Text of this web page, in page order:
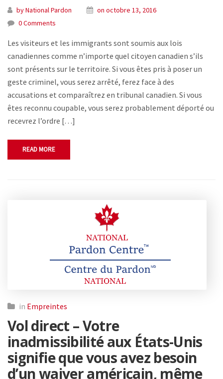
by National Pardon
on octobre 13, 2016
0 Comments
Les visiteurs et les immigrants sont soumis aux lois
canadiennes comme n’importe quel citoyen canadien s’ils
sont présents sur le territoire. Si vous êtes pris à poser un
geste criminel, vous serez arrêté, ferez face à des
accusations et comparaîtrez en tribunal canadien. Si vous
êtes reconnu coupable, vous serez probablement déporté ou
recevrez l’ordre […]
READ MORE
in Empreintes
Vol direct – Votre
inadmissibilité aux États-Unis
signifie que vous avez besoin
d’un waiver américain, même